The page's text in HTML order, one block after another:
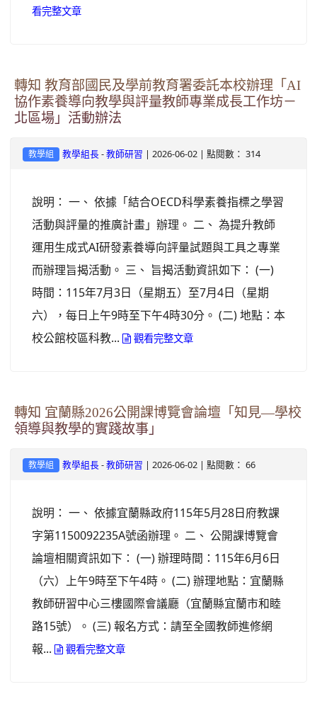
看完整文章
轉知 教育部國民及學前教育署委託本校辦理「AI
協作素養導向教學與評量教師專業成長工作坊－
北區場」活動辦法
教學組 教學組長- 教師研習 | 2026-06-02 | 點閱數： 314
說明： 一、 依據「結合OECD科學素養指標之學習
活動與評量的推廣計畫」辦理。 二、 為提升教師
運用生成式AI研發素養導向評量試題與工具之專業
而辦理旨揭活動。 三、 旨揭活動資訊如下： (一)
時間：115年7月3日（星期五）至7月4日（星期
六），每日上午9時至下午4時30分。 (二) 地點：本
校公館校區科教...
觀看完整文章
轉知 宜蘭縣2026公開課博覽會論壇「知見—學校
領導與教學的實踐故事」
教學組 教學組長- 教師研習 | 2026-06-02 | 點閱數： 66
說明： 一、 依據宜蘭縣政府115年5月28日府教課
字第1150092235A號函辦理。 二、 公開課博覽會
論壇相關資訊如下： (一) 辦理時間：115年6月6日
（六）上午9時至下午4時。 (二) 辦理地點：宜蘭縣
教師研習中心三樓國際會議廳（宜蘭縣宜蘭市和睦
路15號）。 (三) 報名方式：請至全國教師進修網
報...
觀看完整文章